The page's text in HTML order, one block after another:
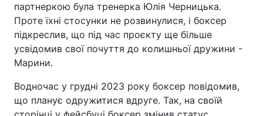
партнеркою була тренерка Юлія Черницька.
Проте їхні стосунки не розвинулися, і боксер
підкреслив, що під час проєкту ще більше
усвідомив свої почуття до колишньої дружини -
Марини.
Водночас у грудні 2023 року боксер повідомив,
що планує одружитися вдруге. Так, на своїй